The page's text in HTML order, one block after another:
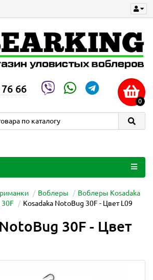
66
0
Воблеры
Воблеры Kosadaka
Kosadaka NotoBug 30F - Цвет L09
30F - Цвет